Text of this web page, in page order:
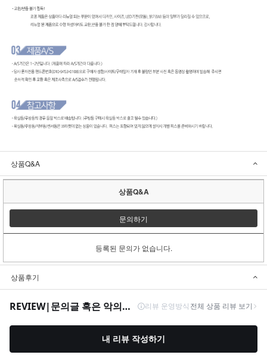
상품Q&A
상품Q&A
문의하기
등록된 문의가 없습니다.
상품후기